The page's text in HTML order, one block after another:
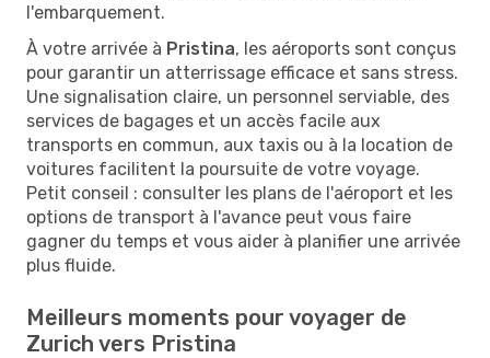
l'embarquement.
À votre arrivée à Pristina, les aéroports sont conçus
pour garantir un atterrissage efficace et sans stress.
Une signalisation claire, un personnel serviable, des
services de bagages et un accès facile aux
transports en commun, aux taxis ou à la location de
voitures facilitent la poursuite de votre voyage.
Petit conseil : consulter les plans de l'aéroport et les
options de transport à l'avance peut vous faire
gagner du temps et vous aider à planifier une arrivée
plus fluide.
Meilleurs moments pour voyager de
Zurich vers Pristina